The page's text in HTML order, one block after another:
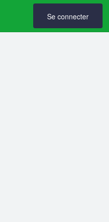
Se connecter